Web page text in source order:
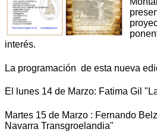
interés.
La programación de esta nueva
El lunes 14 de Marzo: Fatima Gil
Martes 15 de Marzo : Fernando
Navarra Transgroelandia"